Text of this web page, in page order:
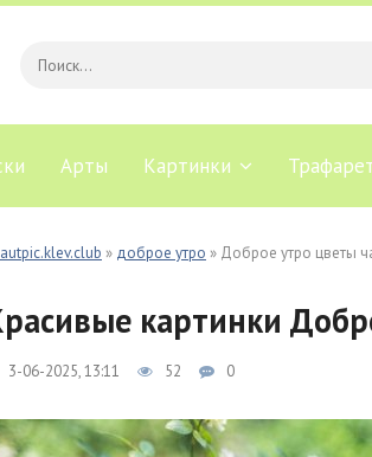
Арты Картинки
» доброе утро » Доброе утро цветы
картинки
3-06-2025, 13:11 52 0